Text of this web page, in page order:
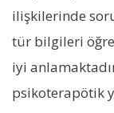
ilişkilerinde
tür bilgileri
iyi
psikoterapötik